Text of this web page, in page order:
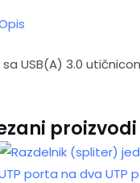
sa USB(A) 3.0
proizvodi